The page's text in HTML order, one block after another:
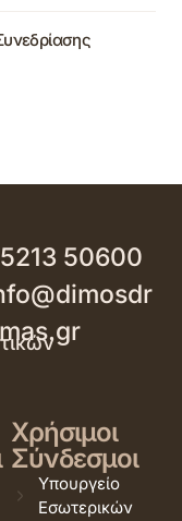
50600
Χρήσιμοι
Σύνδεσμοι
Υπουργείο
Εσωτερικών